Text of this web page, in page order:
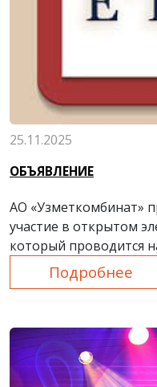
25.11.2025
ОБЪЯВЛЕНИЕ
АО «Узметкомбинат»
участие в открытом
который проводится
Подробнее